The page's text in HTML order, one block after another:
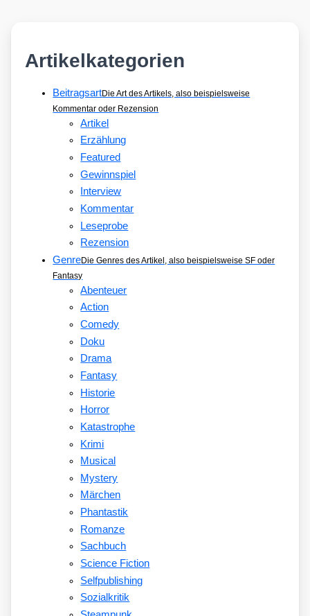
Artikelkategorien
BeitragsartDie Art des Artikels, also beispielsweise
Kommentar oder Rezension
Artikel
Erzählung
Featured
Gewinnspiel
Interview
Kommentar
Leseprobe
Rezension
GenreDie Genres des Artikel, also beispielsweise SF oder
Fantasy
Abenteuer
Action
Comedy
Doku
Drama
Fantasy
Historie
Horror
Katastrophe
Krimi
Musical
Mystery
Märchen
Phantastik
Romanze
Sachbuch
Science Fiction
Selfpublishing
Sozialkritik